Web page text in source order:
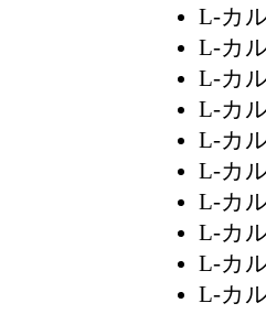
L-カ
L-カ
L-カ
L-カ
L-カ
L-カ
L-カ
L-カ
L-カ
L-カ